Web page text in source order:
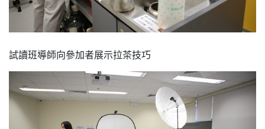
試讀班導師向參加者展示拉茶技巧